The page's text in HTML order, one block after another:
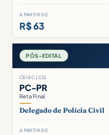
A PARTIR DE
R$ 63
PÓS-EDITAL
CEISC (CS)
PC-PR
Reta Final
Delegado de Polícia Civil
A PARTIR DE